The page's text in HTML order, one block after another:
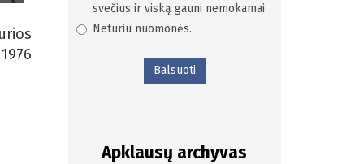
svečius ir viską gauni nemokamai.
Neturiu nuomonės.
Balsuoti
Apklausų archyvas